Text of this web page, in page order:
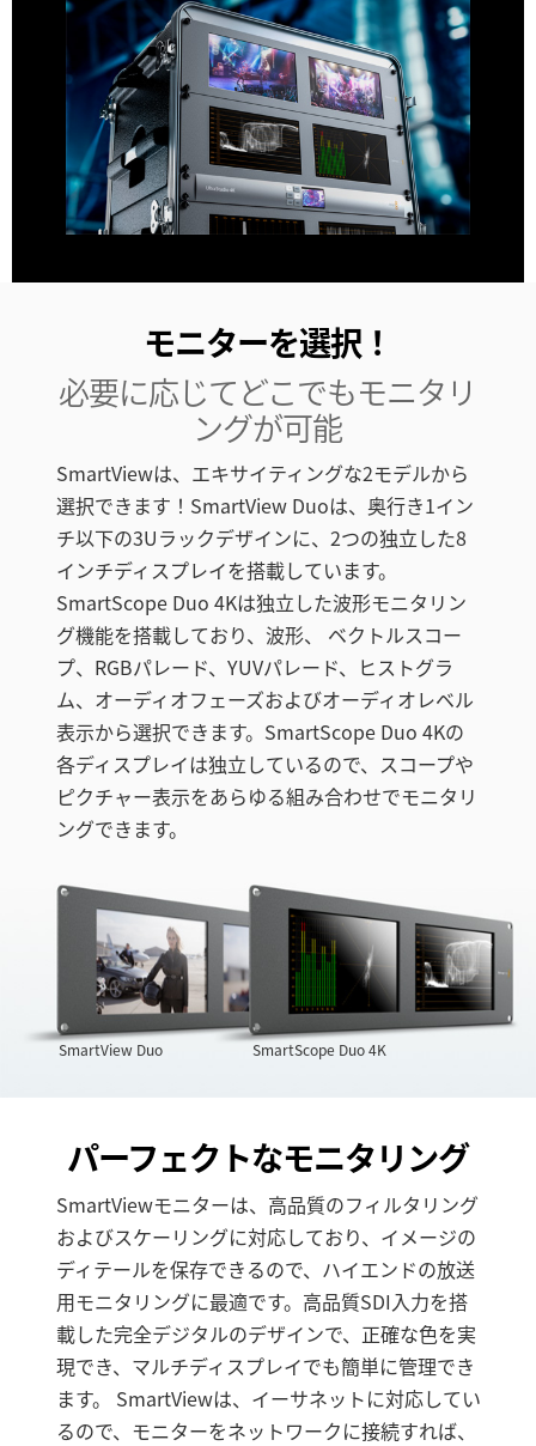
モニターを選択！
必要に応じてどこでもモニタリ
ングが可能
SmartViewは、エキサイティングな2モデルから
選択できます！SmartView Duoは、奥行き1イン
チ以下の3Uラックデザインに、2つの独立した8
インチディスプレイを搭載しています。
SmartScope Duo 4Kは独立した波形モニタリン
グ機能を搭載しており、波形、 ベクトルスコー
プ、RGBパレード、YUVパレード、ヒストグラ
ム、オーディオフェーズおよびオーディオレベル
表示から選択できます。SmartScope Duo 4Kの
各ディスプレイは独立しているので、スコープや
ピクチャー表示をあらゆる組み合わせでモニタリ
ングできます。
SmartView Duo SmartScope Duo 4K
パーフェクトなモニタリング
SmartViewモニターは、高品質のフィルタリング
およびスケーリングに対応しており、イメージの
ディテールを保存できるので、ハイエンドの放送
用モニタリングに最適です。高品質SDI入力を搭
載した完全デジタルのデザインで、正確な色を実
現でき、マルチディスプレイでも簡単に管理でき
ます。 SmartViewは、イーサネットに対応してい
るので、モニターをネットワークに接続すれば、